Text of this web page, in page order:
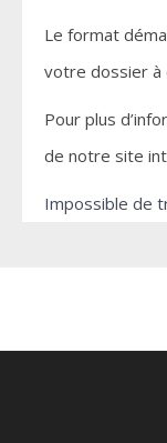
Le format
votre dossier à
Pour plus
de notre site
Impossible de